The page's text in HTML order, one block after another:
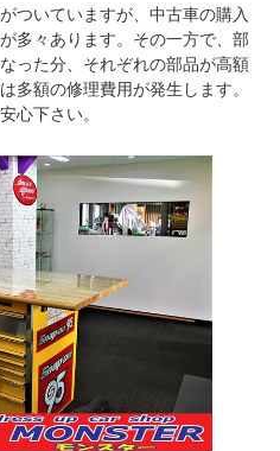
ついていますが、中古車の購入
多々あります。その一方で、部
った分、それぞれの部品が高額
多額の修理費用が発生します。
心下さい。